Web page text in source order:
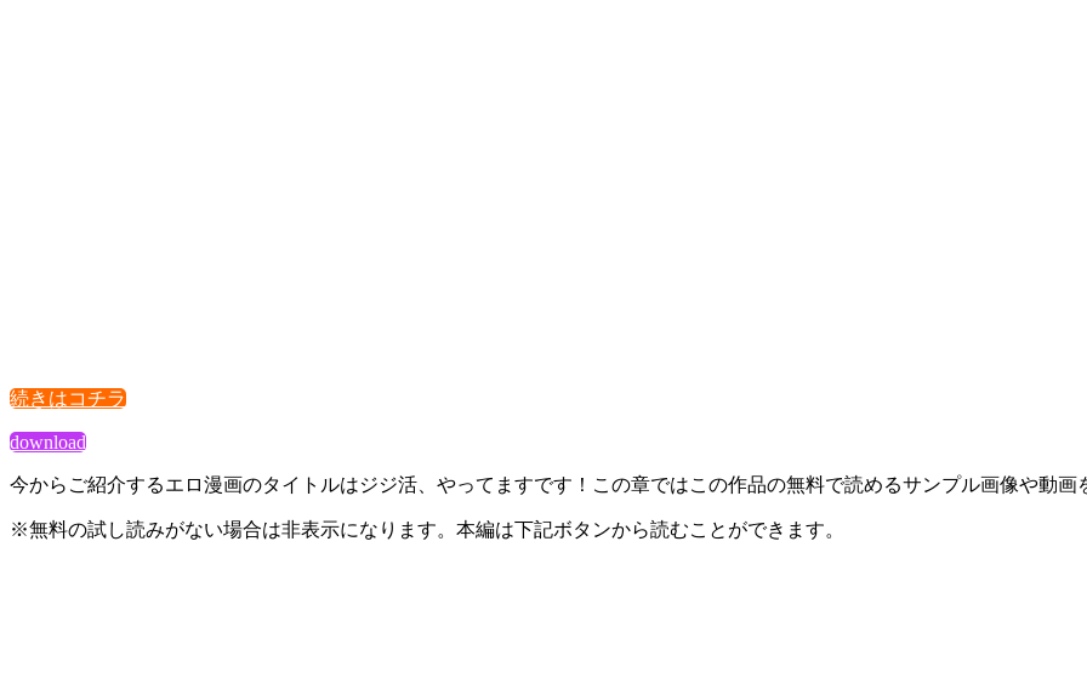
続きはコチラ
download
今からご紹介するエロ漫画のタイトルはジジ活、やってますです！この章ではこの作品の無料で読めるサンプル画像や動画
※無料の試し読みがない場合は非表示になります。本編は下記ボタンから読むことができます。